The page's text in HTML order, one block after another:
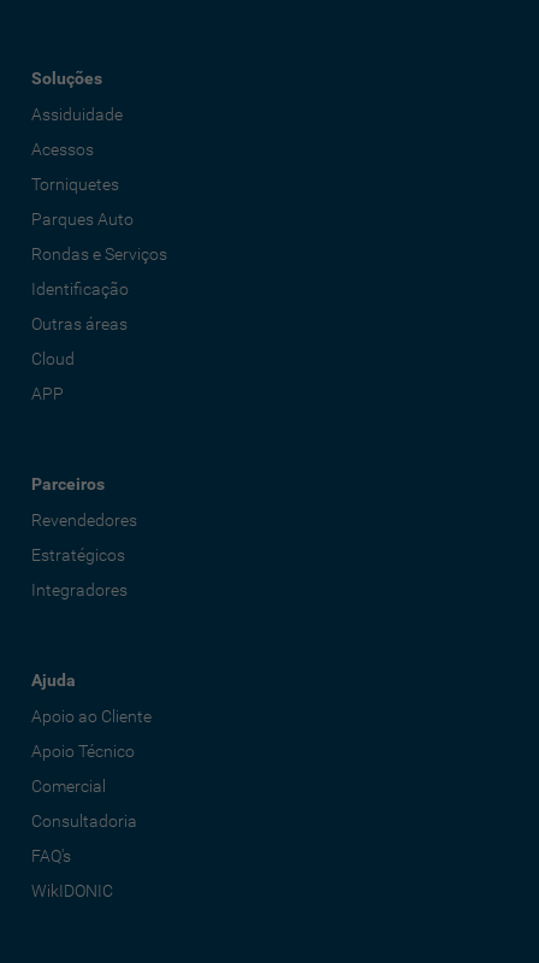
Soluções
Assiduidade
Acessos
Torniquetes
Parques Auto
Rondas e Serviços
Identificação
Outras áreas
Cloud
APP
Parceiros
Revendedores
Estratégicos
Integradores
Ajuda
Apoio ao Cliente
Apoio Técnico
Comercial
Consultadoria
FAQ's
WikIDONIC